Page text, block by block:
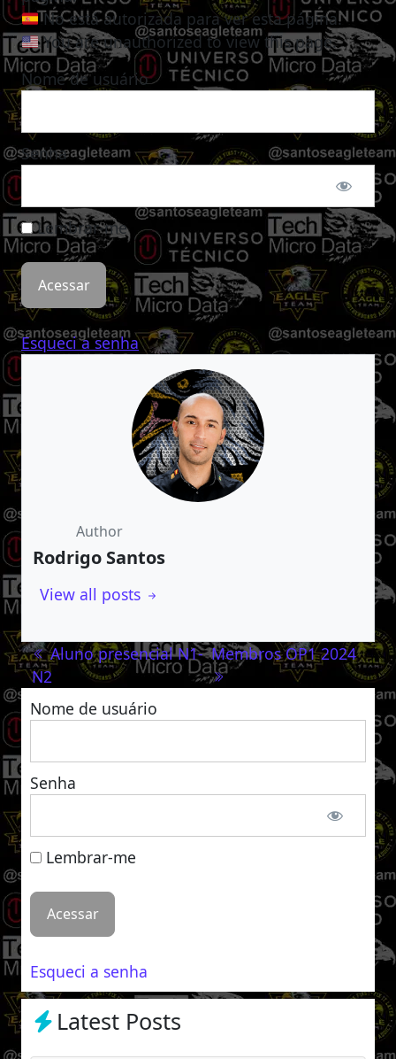
No está autorizada para ver esta página.
You are unauthorized to view this page.
Nome de usuário
Senha
Lembrar-me
Esqueci a senha
Author
Rodrigo Santos
View all posts
Navegação de post
Aluno presencial N1-
N2
Membros OP1 2024
Nome de usuário
Senha
Lembrar-me
Esqueci a senha
Latest Posts